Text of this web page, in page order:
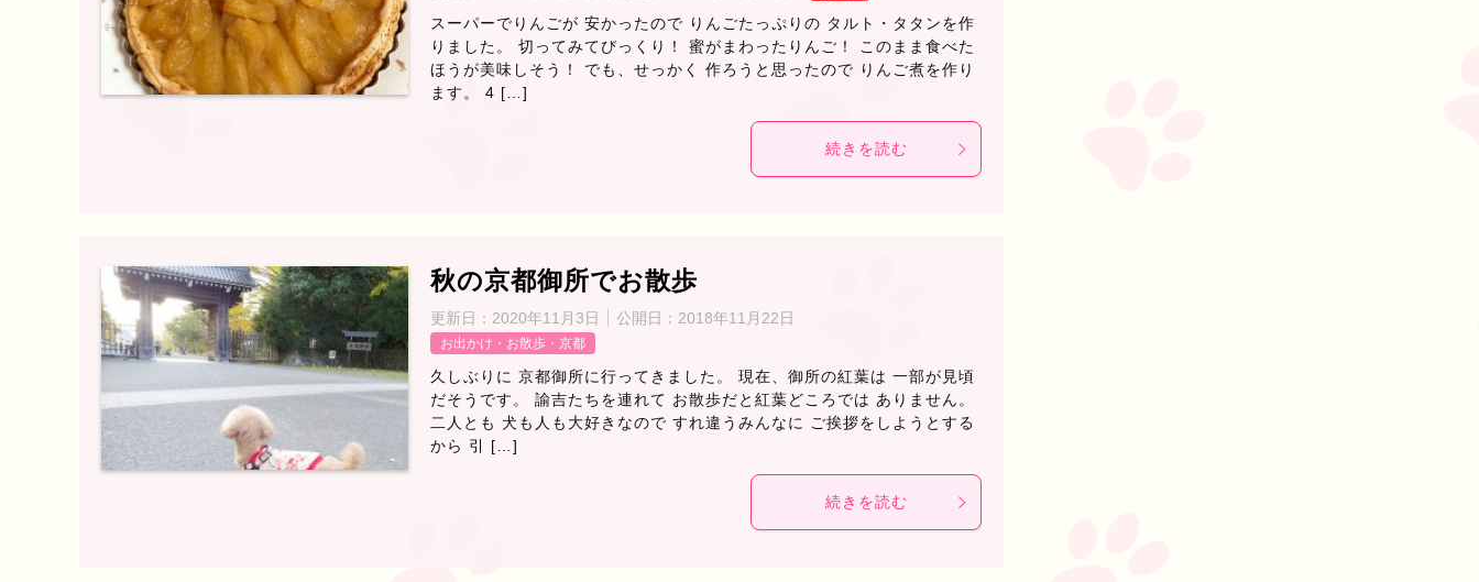
スーパーでりんごが 安かったので りんごたっぷりの タルト・タタンを作
りました。 切ってみてびっくり！ 蜜がまわったりんご！ このまま食べた
ほうが美味しそう！ でも、せっかく 作ろうと思ったので りんご煮を作り
ます。 4 […]
続きを読む
秋の京都御所でお散歩
更新日： 2020年11月3日 公開日： 2018年11月22日
お出かけ・お散歩・京都
久しぶりに 京都御所に行ってきました。 現在、御所の紅葉は 一部が見頃
だそうです。 諭吉たちを連れて お散歩だと紅葉どころでは ありません。
二人とも 犬も人も大好きなので すれ違うみんなに ご挨拶をしようとする
から 引 […]
続きを読む